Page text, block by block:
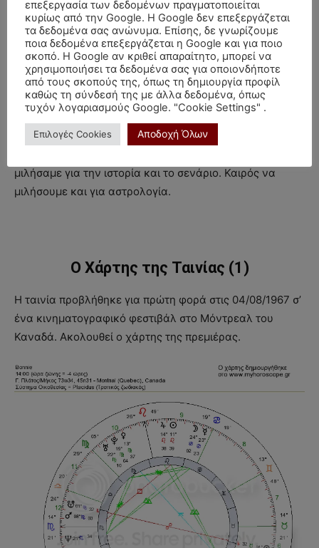
έχουν κάνει πια έρωτα με τον Clyde να προσπαθεί να
καταλάβει αν το έκανε σωστά και να την ρωτάει πως
ήταν, αν νοιώθει έτσι όπως θα έπρεπε να νοιώθει μετά
από …., χωρίς να μπορεί να ολοκληρώσει μια πρόταση.
Τελικά, όπως αναμενόταν, αυτός που τους φιλοξενούσε
έκανε συμφωνία με την αστυνομία για να γλιτώσει το
γιο του και την επόμενη μέρα έπεσαν οι τίτλοι του
μιλήσαμε για την ιστορία και το σενάριο. Καιρός να
μιλήσουμε και για αστρολογία.
Ο Χάρτης της Ταινίας (1)
Η ταινία προβλήθηκε για πρώτη φορά στις 04/08/1967 σ’
ένα κινηματογραφικό φεστιβάλ στο Μόντρεαλ του
Καναδά. Ακολουθεί ο χάρτης της πρεμιέρας.
επεξεργασία των δεδομένων πραγματοποιείται
κυρίως από την Google. Η Google δεν επεξεργάζεται
τα δεδομένα σας ανώνυμα. Επίσης, δε γνωρίζουμε
ποια δεδομένα επεξεργάζεται η Google και για ποιο
σκοπό. Η Google αν κριθεί απαραίτητο, μπορεί να
χρησιμοποιήσει τα δεδομένα σας για οποιονδήποτε
από τους σκοπούς της, όπως τη δημιουργία προφίλ
καθώς τη σύνδεσή της με άλλα δεδομένα, όπως
τυχόν λογαριασμούς Google. "Cookie Settings" .
Επιλογές Cookies Αποδοχή Όλων